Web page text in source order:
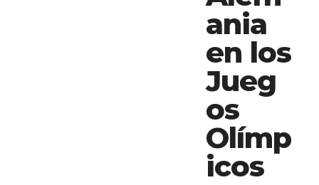
ania
en los
Jueg
os
Olímp
icos